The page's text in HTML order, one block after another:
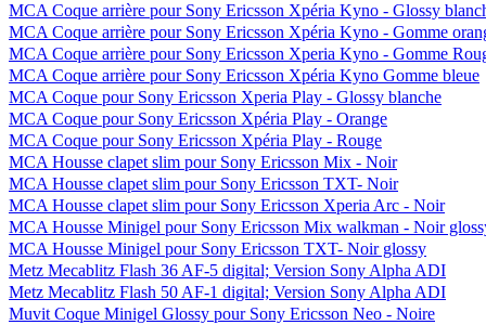
MCA Coque arrière pour Sony Ericsson Xpéria Kyno - Glossy
MCA Coque arrière pour Sony Ericsson Xpéria Kyno - Gomme
MCA Coque arrière pour Sony Ericsson Xperia Kyno - Gomme
MCA Coque arrière pour Sony Ericsson Xpéria Kyno Gomme bleue
MCA Coque pour Sony Ericsson Xperia Play - Glossy blanche
MCA Coque pour Sony Ericsson Xpéria Play - Orange
MCA Coque pour Sony Ericsson Xpéria Play - Rouge
MCA Housse clapet slim pour Sony Ericsson Mix - Noir
MCA Housse clapet slim pour Sony Ericsson TXT- Noir
MCA Housse clapet slim pour Sony Ericsson Xperia Arc - Noir
MCA Housse Minigel pour Sony Ericsson Mix walkman - Noir
MCA Housse Minigel pour Sony Ericsson TXT- Noir glossy
Metz Mecablitz Flash 36 AF-5 digital; Version Sony Alpha ADI
Metz Mecablitz Flash 50 AF-1 digital; Version Sony Alpha ADI
Muvit Coque Minigel Glossy pour Sony Ericsson Neo - Noire